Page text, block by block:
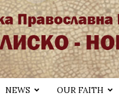
NEWS OUR FAITH